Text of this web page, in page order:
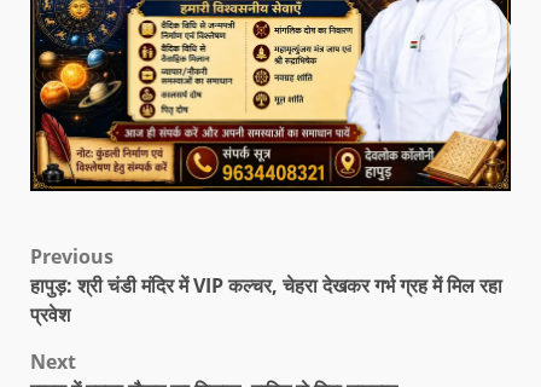
Previous
हापुड़: श्री चंडी मंदिर में VIP कल्चर, चेहरा देखकर गर्भ ग्रह में मिल रहा
प्रवेश
Next